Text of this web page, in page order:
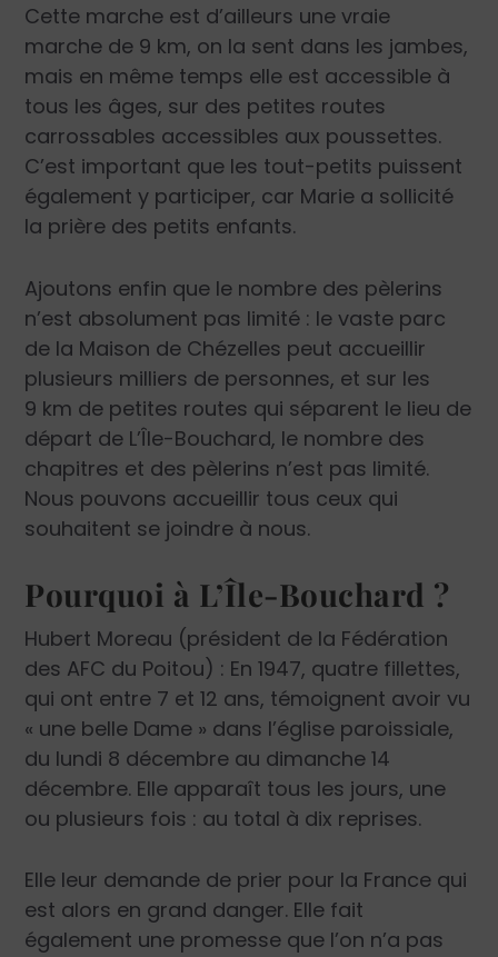
Cette marche est d’ailleurs une vraie
marche de 9 km, on la sent dans les jambes,
mais en même temps elle est accessible à
tous les âges, sur des petites routes
carrossables accessibles aux poussettes.
C’est important que les tout-petits puissent
également y participer, car Marie a sollicité
la prière des petits enfants.
Ajoutons enfin que le nombre des pèlerins
n’est absolument pas limité : le vaste parc
de la Maison de Chézelles peut accueillir
plusieurs milliers de personnes, et sur les
9 km de petites routes qui séparent le lieu de
départ de L’Île-Bouchard, le nombre des
chapitres et des pèlerins n’est pas limité.
Nous pouvons accueillir tous ceux qui
souhaitent se joindre à nous.
Pourquoi à L’Île-Bouchard ?
Hubert Moreau (président de la Fédération
des AFC du Poitou) : En 1947, quatre fillettes,
qui ont entre 7 et 12 ans, témoignent avoir vu
« une belle Dame » dans l’église paroissiale,
du lundi 8 décembre au dimanche 14
décembre. Elle apparaît tous les jours, une
ou plusieurs fois : au total à dix reprises.
Elle leur demande de prier pour la France qui
est alors en grand danger. Elle fait
également une promesse que l’on n’a pas